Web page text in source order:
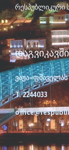
რესპუბლიკური
ვაჟა–ფშაველას
T. 2244033